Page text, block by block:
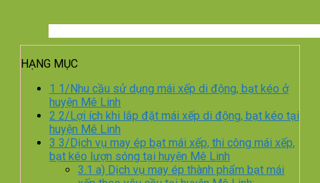
HẠNG MỤC
1 1/Nhu cầu sử dụng mái xếp di động, bạt kéo ở
huyện Mê Linh
2 2/Lợi ích khi lắp đặt mái xếp di động, bạt kéo tại
huyện Mê Linh
3 3/Dịch vụ may ép bạt mái xếp, thi công mái xếp,
bạt kéo lượn sóng tại huyện Mê Linh
3.1 a) Dịch vụ may ép thành phẩm bạt mái